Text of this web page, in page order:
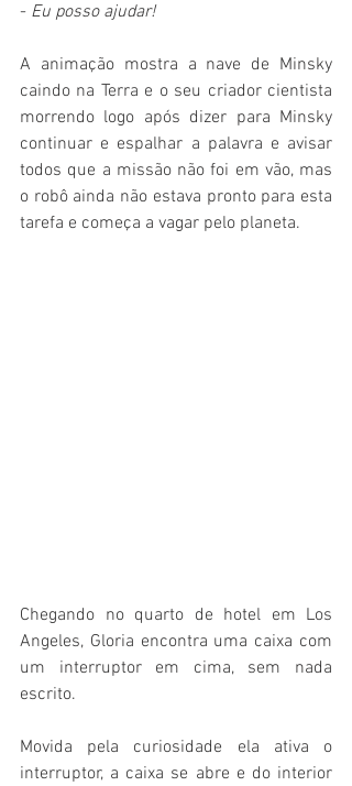
- Eu posso ajudar!
A animação mostra a nave de Minsky
caindo na Terra e o seu criador cientista
morrendo logo após dizer para Minsky
continuar e espalhar a palavra e avisar
todos que a missão não foi em vão, mas
o robô ainda não estava pronto para esta
tarefa e começa a vagar pelo planeta.
Chegando no quarto de hotel em Los
Angeles, Gloria encontra uma caixa com
um interruptor em cima, sem nada
escrito.
Movida pela curiosidade ela ativa o
interruptor, a caixa se abre e do interior